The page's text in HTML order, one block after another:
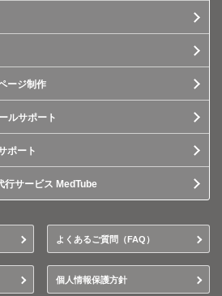
ージ制作
ルサポート
ポート
行サービス MedTube
よくあるご質問（FAQ）
個人情報保護方針